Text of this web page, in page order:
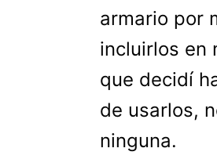
armario por
incluirlos en
que decidí
de usarlos,
ninguna.